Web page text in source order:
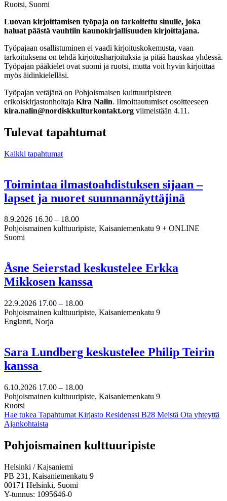
Ruotsi, Suomi
Luovan kirjoittamisen työpaja on tarkoitettu sinulle, joka
haluat päästä vauhtiin kaunokirjallisuuden kirjoittajana.
Työpajaan osallistuminen ei vaadi kirjoituskokemusta, vaan
tarkoituksena on tehdä kirjoitusharjoituksia ja pitää hauskaa yhdessä.
Työpajan pääkielet ovat suomi ja ruotsi, mutta voit hyvin kirjoittaa
myös äidinkielelläsi.
Työpajan vetäjänä on Pohjoismaisen kulttuuripisteen
erikoiskirjastonhoitaja Kira Nalin. Ilmoittautumiset osoitteeseen
kira.nalin@nordiskkulturkontakt.org viimeistään 4.11.
Tulevat tapahtumat
Kaikki tapahtumat
Toimintaa ilmastoahdistuksen sijaan –
lapset ja nuoret suunnannäyttäjinä
8.9.2026 16.30 – 18.00
Pohjoismainen kulttuuripiste, Kaisaniemenkatu 9 + ONLINE
Suomi
Åsne Seierstad keskustelee Erkka
Mikkosen kanssa
22.9.2026 17.00 – 18.00
Pohjoismainen kulttuuripiste, Kaisaniemenkatu 9
Englanti, Norja
Sara Lundberg keskustelee Philip Teirin
kanssa
6.10.2026 17.00 – 18.00
Pohjoismainen kulttuuripiste, Kaisaniemenkatu 9
Ruotsi
Hae tukea Tapahtumat Kirjasto Residenssi B28 Meistä Ota yhteyttä
Ajankohtaista
Facebook:
Avataan
välilehteen
Instagram:
Avataan
välilehteen
TikTok:
Avataan
välilehteen
Youtube:
Avataan
välilehteen
Vimeo:
Avataan
välilehteen
Pohjoismainen kulttuuripiste
Helsinki / Kajsaniemi
PB 231, Kaisaniemenkatu 9
00171 Helsinki, Suomi
Y-tunnus: 1095646-0